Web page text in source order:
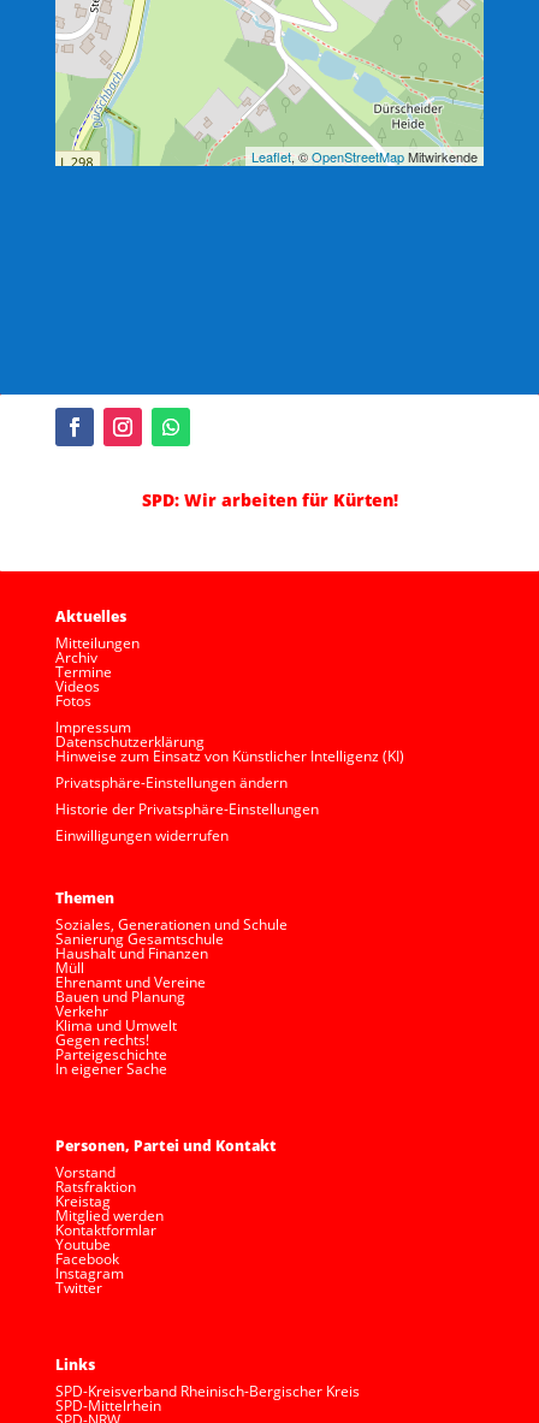
Leaflet, ©OpenStreetMapMitwirkende
SPD: Wir arbeiten für Kürten!
Aktuelles
Mitteilungen
Archiv
Termine
Videos
Fotos
Impressum
Datenschutzerklärung
Hinweise zum Einsatz von Künstlicher Intelligenz (KI)
Privatsphäre-Einstellungen ändern
Historie der Privatsphäre-Einstellungen
Einwilligungen widerrufen
Themen
Soziales, Generationen und Schule
Sanierung Gesamtschule
Haushalt und Finanzen
Müll
Ehrenamt und Vereine
Bauen und Planung
Verkehr
Klima und Umwelt
Gegen rechts!
Parteigeschichte
In eigener Sache
Personen, Partei und Kontakt
Vorstand
Ratsfraktion
Kreistag
Mitglied werden
Kontaktformlar
Youtube
Facebook
Instagram
Twitter
Links
SPD-Kreisverband Rheinisch-Bergischer Kreis
SPD-Mittelrhein